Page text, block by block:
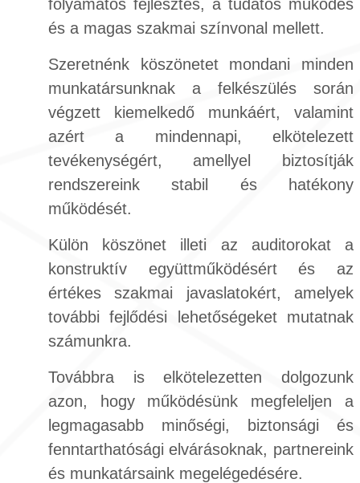
folyamatos fejlesztés, a tudatos működés
és a magas szakmai színvonal mellett.
Szeretnénk köszönetet mondani minden
munkatársunknak a felkészülés során
végzett kiemelkedő munkáért, valamint
azért a mindennapi, elkötelezett
tevékenységért, amellyel biztosítják
rendszereink stabil és hatékony
működését.
Külön köszönet illeti az auditorokat a
konstruktív együttműködésért és az
értékes szakmai javaslatokért, amelyek
további fejlődési lehetőségeket mutatnak
számunkra.
Továbbra is elkötelezetten dolgozunk
azon, hogy működésünk megfeleljen a
legmagasabb minőségi, biztonsági és
fenntarthatósági elvárásoknak, partnereink
és munkatársaink megelégedésére.